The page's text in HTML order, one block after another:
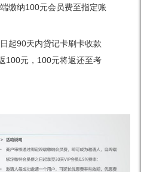
缴纳100元会员费至指定账
起90天内贷记卡刷卡收款
100元，100元将返还至考